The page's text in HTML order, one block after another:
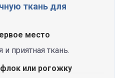
ткань для
место
приятная ткань.
или рогожку